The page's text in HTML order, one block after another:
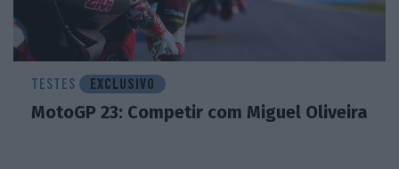
TESTES EXCLUSIVO
MotoGP 23: Competir com Miguel Oliveira